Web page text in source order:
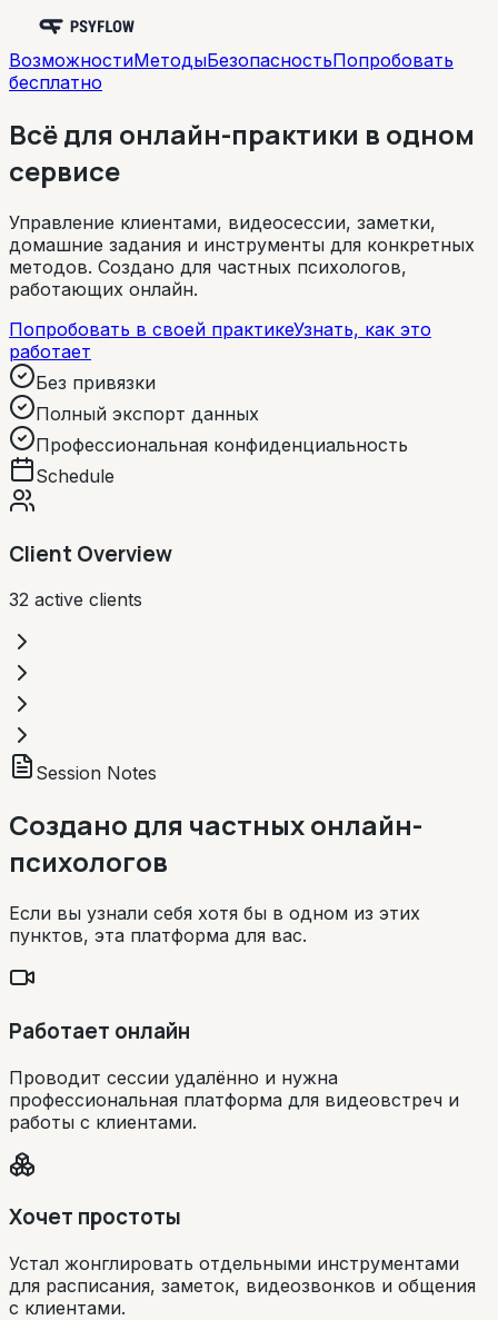
ВозможностиМетодыБезопасностьПопробовать
бесплатно
Всё для онлайн-практики в одном
сервисе
Управление клиентами, видеосессии, заметки,
домашние задания и инструменты для конкретных
методов. Создано для частных психологов,
работающих онлайн.
Попробовать в своей практикеУзнать, как это
работает
Без привязки
Полный экспорт данных
Профессиональная конфиденциальность
Schedule
Client Overview
32 active clients
Session Notes
Создано для частных онлайн-
психологов
Если вы узнали себя хотя бы в одном из этих
пунктов, эта платформа для вас.
Работает онлайн
Проводит сессии удалённо и нужна
профессиональная платформа для видеовстреч и
работы с клиентами.
Хочет простоты
Устал жонглировать отдельными инструментами
для расписания, заметок, видеозвонков и общения
с клиентами.